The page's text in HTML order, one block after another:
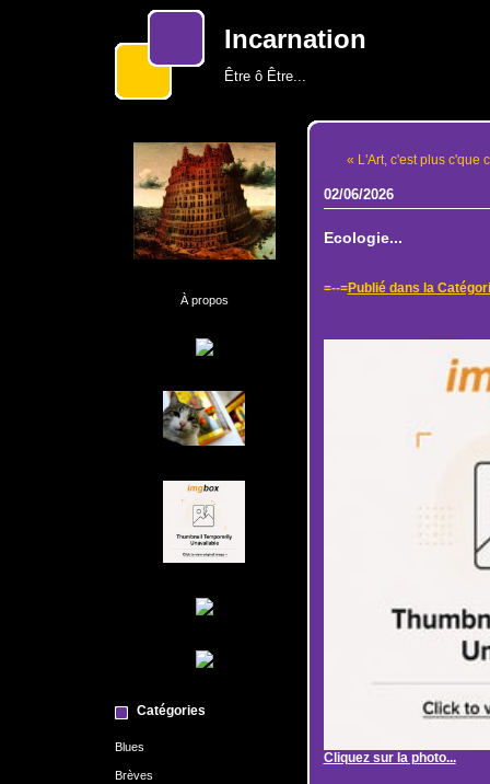
Incarnation
Être ô Être...
À propos
Catégories
Blues
Brèves
« L'Art, c'est plus c'que
02/06/2026
Ecologie...
=--=Publié dans la
Cliquez sur la photo...